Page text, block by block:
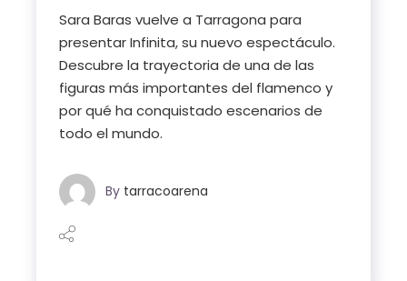
Sara Baras vuelve a Tarragona para
presentar Infinita, su nuevo espectáculo.
Descubre la trayectoria de una de las
figuras más importantes del flamenco y
por qué ha conquistado escenarios de
todo el mundo.
By tarracoarena